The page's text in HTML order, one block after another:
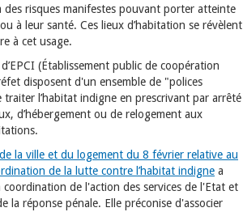
des risques manifestes pouvant porter atteinte
à leur santé. Ces lieux d’habitation se révèlent
à cet usage.
(Établissement public de coopération
disposent d'un ensemble de "polices
traiter l’habitat indigne en prescrivant par arrêté
d’hébergement ou de relogement aux
la ville et du logement du 8 février relative au
de la lutte contre l’habitat indigne a
de l'action des services de l'Etat et
la réponse pénale. Elle préconise d'associer